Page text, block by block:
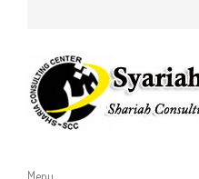
Menu
Menu